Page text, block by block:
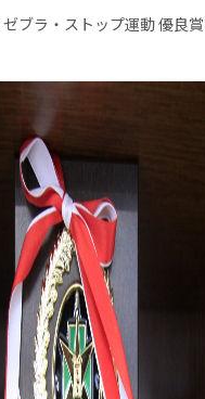
ブラ・ストップ運動 優良